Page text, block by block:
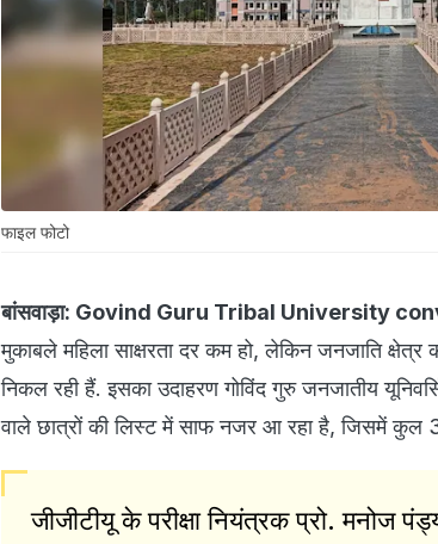
फाइल फोटो
बांसवाड़ा: Govind Guru Tribal University
मुकाबले महिला साक्षरता दर कम हो, लेकिन जनजाति
निकल रही हैं. इसका उदाहरण गोविंद गुरु जनजातीय
वाले छात्रों की लिस्ट में साफ नजर आ रहा है, जिसमें कुल
जीजीटीयू के परीक्षा नियंत्रक प्रो. मनोज